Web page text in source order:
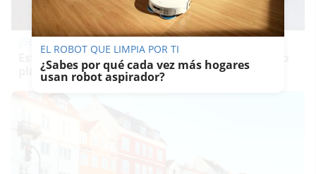
Estas criaturas existen y parecen sacadas de otro
planeta
EL ROBOT QUE LIMPIA POR TI
¿Sabes por qué cada vez más hogares
usan robot aspirador?